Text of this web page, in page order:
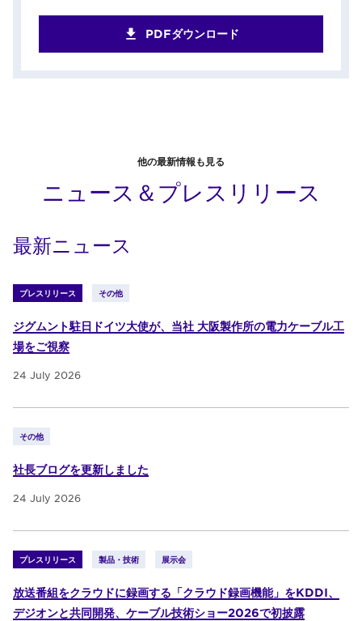
PDFダウンロード
他の最新情報も見る
ニュース＆プレスリリース
最新ニュース
プレスリリース その他
ジグムント駐日ドイツ大使が、当社 大阪製作所の電力ケーブル工
場をご視察
24 July 2026
その他
社長ブログを更新しました
24 July 2026
プレスリリース 製品・技術 展示会
放送番組をクラウドに録画する「クラウド録画機能」をKDDI、
デジオンと共同開発、ケーブル技術ショー2026で初披露